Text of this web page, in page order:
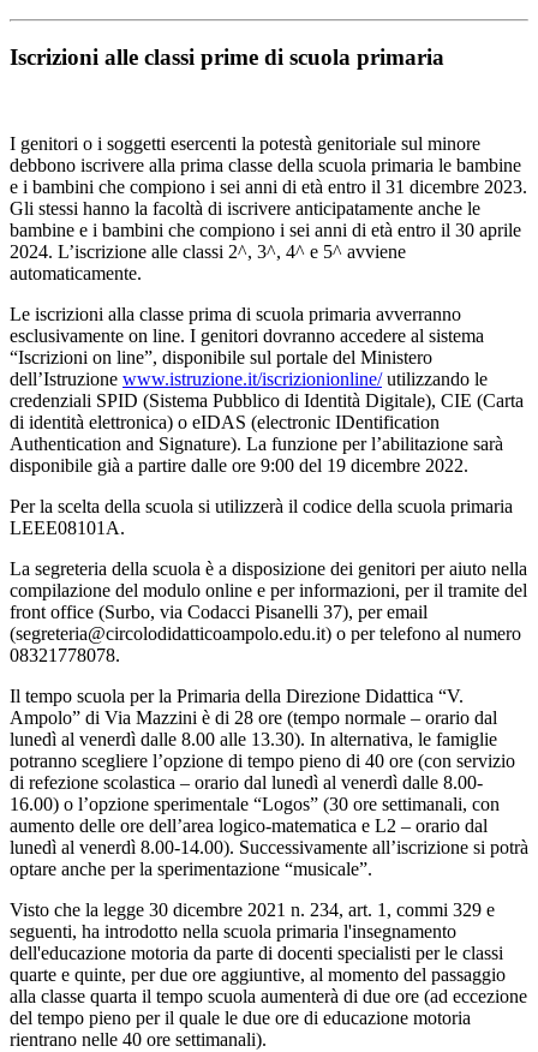
Iscrizioni alle classi prime di scuola primaria
I genitori o i soggetti esercenti la potestà genitoriale sul minore
debbono iscrivere alla prima classe della scuola primaria le bambine
e i bambini che compiono i sei anni di età entro il 31 dicembre 2023.
Gli stessi hanno la facoltà di iscrivere anticipatamente anche le
bambine e i bambini che compiono i sei anni di età entro il 30 aprile
2024. L’iscrizione alle classi 2^, 3^, 4^ e 5^ avviene
automaticamente.
Le iscrizioni alla classe prima di scuola primaria avverranno
esclusivamente on line. I genitori dovranno accedere al sistema
“Iscrizioni on line”, disponibile sul portale del Ministero
dell’Istruzione www.istruzione.it/iscrizionionline/utilizzando le
credenziali SPID (Sistema Pubblico di Identità Digitale), CIE (Carta
di identità elettronica) o eIDAS (electronic IDentification
Authentication and Signature). La funzione per l’abilitazione sarà
disponibile già a partire dalle ore 9:00 del 19 dicembre 2022.
Per la scelta della scuola si utilizzerà il codice della scuola primaria
LEEE08101A.
La segreteria della scuola è a disposizione dei genitori per aiuto nella
compilazione del modulo online e per informazioni, per il tramite del
front office (Surbo, via Codacci Pisanelli 37), per email
(segreteria@circolodidatticoampolo.edu.it) o per telefono al numero
08321778078.
Il tempo scuola per la Primaria della Direzione Didattica “V.
Ampolo” di Via Mazzini è di 28 ore (tempo normale – orario dal
lunedì al venerdì dalle 8.00 alle 13.30). In alternativa, le famiglie
potranno scegliere l’opzione di tempo pieno di 40 ore (con servizio
di refezione scolastica – orario dal lunedì al venerdì dalle 8.00-
16.00) o l’opzione sperimentale “Logos” (30 ore settimanali, con
aumento delle ore dell’area logico-matematica e L2 – orario dal
lunedì al venerdì 8.00-14.00). Successivamente all’iscrizione si potrà
optare anche per la sperimentazione “musicale”.
Visto che la legge 30 dicembre 2021 n. 234, art. 1, commi 329 e
seguenti, ha introdotto nella scuola primaria l'insegnamento
dell'educazione motoria da parte di docenti specialisti per le classi
quarte e quinte, per due ore aggiuntive, al momento del passaggio
alla classe quarta il tempo scuola aumenterà di due ore (ad eccezione
del tempo pieno per il quale le due ore di educazione motoria
rientrano nelle 40 ore settimanali).